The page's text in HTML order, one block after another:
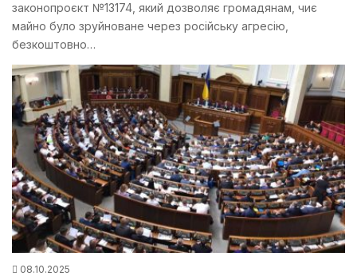
законопроєкт №13174, який дозволяє громадянам, чиє
майно було зруйноване через російську агресію,
безкоштовно…
08.10.2025